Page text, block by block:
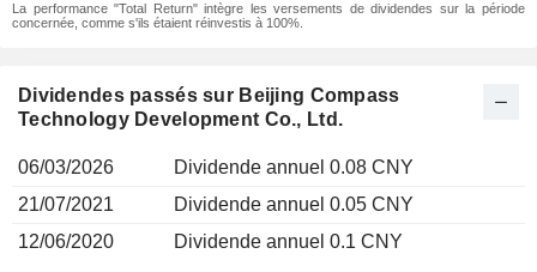
La performance "Total Return" intègre les versements de dividendes sur la période
concernée, comme s'ils étaient réinvestis à 100%.
Dividendes passés sur Beijing Compass
Technology Development Co., Ltd.
06/03/2026
Dividende annuel 0.08 CNY
21/07/2021
Dividende annuel 0.05 CNY
12/06/2020
Dividende annuel 0.1 CNY